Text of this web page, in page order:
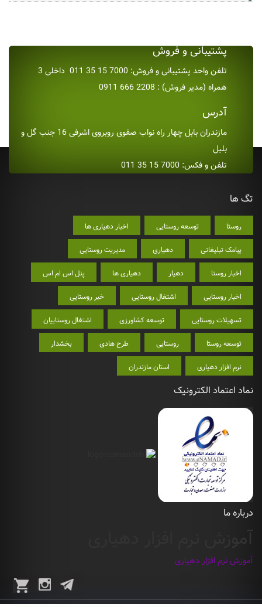
پشتیبانی و فروش
تلفن واحد پشتیبانی و فروش: 7000 15 35 011 داخلی 3
همراه (مدیر فروش) : 2208 666 0911
آدرس
مازندران بابل چهار راه نواب صفوی روبروی اشرفی 16 جنب گل و
بلبل
تلفن و فکس: 7000 15 35 011
تگ ها
روستا توسعه روستایی اخبار دهیاری ها
پیامک تبلیغاتی دهیاری مدیریت روستایی
اخبار روستا دهیار دهیاری ها پنل اس ام اس
اخبار روستایی اشتغال روستایی خبر روستایی
تسهیلات روستایی توسعه کشاورزی اشتغال روستاییان
توسعه روستا روستایی طرح هادی بخشدار
نرم افزار دهیاری استان مازندران
نماد اعتماد الکترونیک
درباره ما
آموزش نرم افزار دهیاری